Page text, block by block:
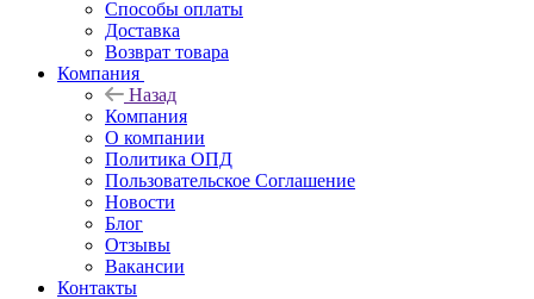
Способы оплаты
Доставка
Возврат товара
Компания
Назад
Компания
О компании
Политика ОПД
Пользовательское Соглашение
Новости
Блог
Отзывы
Вакансии
Контакты